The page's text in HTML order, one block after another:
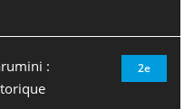
:
2e